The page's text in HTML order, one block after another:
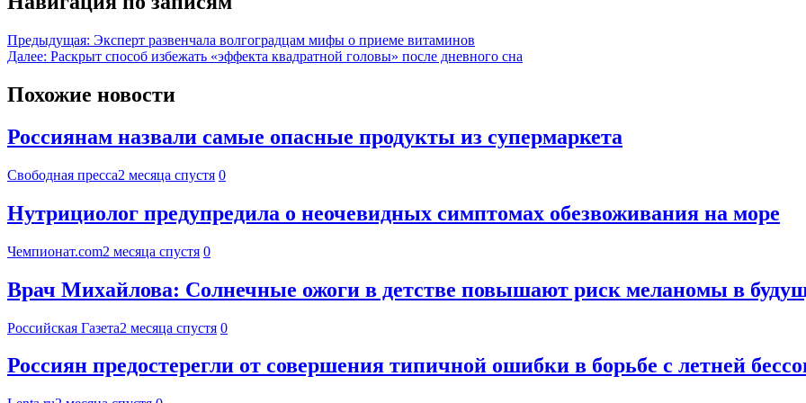
Предыдущая: Эксперт развенчала волгоградцам мифы о приеме витаминов
Далее: Раскрыт способ избежать «эффекта квадратной головы» после дневного сна
Похожие новости
Россиянам назвали самые опасные продукты из супермаркета
Свободная пресса2 месяца спустя 0
Нутрициолог предупредила о неочевидных симптомах обезвоживания на море
Чемпионат.com2 месяца спустя 0
Врач Михайлова: Солнечные ожоги в детстве повышают риск меланомы в
Российская Газета2 месяца спустя 0
Россиян предостерегли от совершения типичной ошибки в борьбе с летней